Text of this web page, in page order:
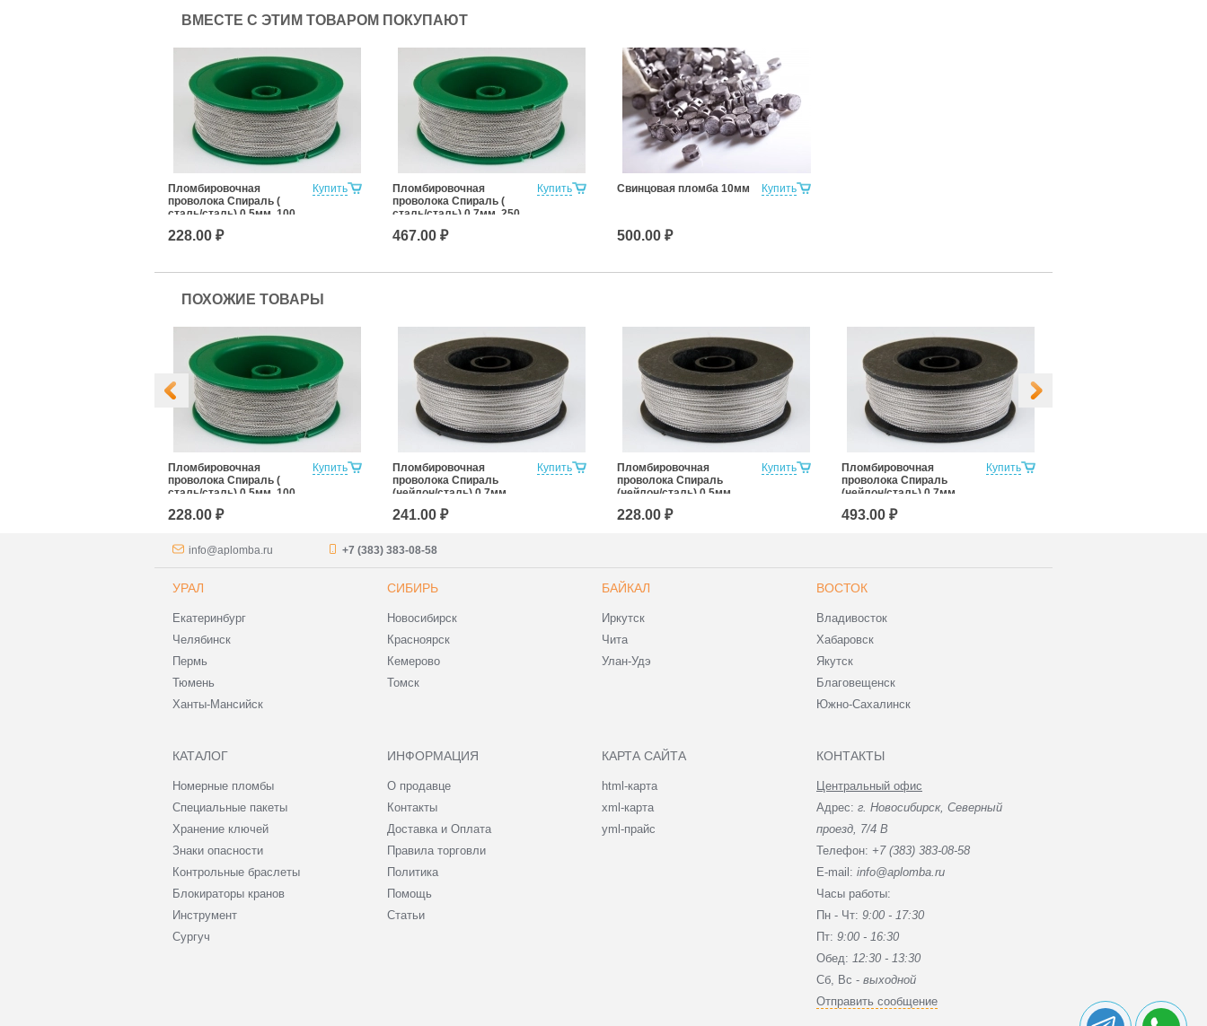
ВМЕСТЕ С ЭТИМ ТОВАРОМ ПОКУПАЮТ
Купить
Пломбировочная
проволока Спираль (
сталь/сталь) 0,5мм, 100
228.00 ₽
Купить
Пломбировочная
проволока Спираль (
сталь/сталь) 0,7мм, 250
467.00 ₽
Купить
Свинцовая пломба 10мм
500.00 ₽
ПОХОЖИЕ ТОВАРЫ
Купить
Пломбировочная
проволока Спираль (
сталь/сталь) 0,5мм, 100
228.00 ₽
Купить
Пломбировочная
проволока Спираль
(нейлон/сталь) 0,7мм,
241.00 ₽
Купить
Пломбировочная
проволока Спираль
(нейлон/сталь) 0,5мм,
228.00 ₽
Купить
Пломбировочная
проволока Спираль
(нейлон/сталь) 0,7мм,
493.00 ₽
info@aplomba.ru +7 (383) 383-08-58
УРАЛ
Екатеринбург
Челябинск
Пермь
Тюмень
Ханты-Мансийск
СИБИРЬ
Новосибирск
Красноярск
Кемерово
Томск
БАЙКАЛ
Иркутск
Чита
Улан-Удэ
ВОСТОК
Владивосток
Хабаровск
Якутск
Благовещенск
Южно-Сахалинск
КАТАЛОГ
Номерные пломбы
Специальные пакеты
Хранение ключей
Знаки опасности
Контрольные браслеты
Блокираторы кранов
Инструмент
Сургуч
ИНФОРМАЦИЯ
О продавце
Контакты
Доставка и Оплата
Правила торговли
Политика
Помощь
Статьи
КАРТА САЙТА
html-карта
xml-карта
yml-прайс
КОНТАКТЫ
Центральный офис
Адрес: г. Новосибирск, Северный
проезд, 7/4 В
Телефон: +7 (383) 383-08-58
E-mail: info@aplomba.ru
Часы работы:
Пн - Чт: 9:00 - 17:30
Пт: 9:00 - 16:30
Обед: 12:30 - 13:30
Сб, Вc - выходной
Отправить сообщение